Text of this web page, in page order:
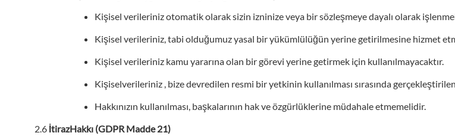
Kişisel verileriniz otomatik olarak sizin izninize veya bir sözleşmeye dayalı olarak
Kişisel verileriniz, tabi olduğumuz yasal bir yükümlülüğün yerine getirilmesine hizmet
Kişisel verileriniz kamu yararına olan bir görevi yerine getirmek için kullanılmayacaktır.
Kişiselverileriniz , bize devredilen resmi bir yetkinin kullanılması sırasında
Hakkınızın kullanılması, başkalarının hak ve özgürlüklerine müdahale etmemelidir.
İtirazHakkı (GDPR Madde 21)